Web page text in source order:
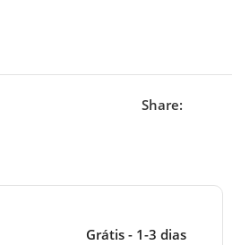
Share:
Grátis - 1-3 dias